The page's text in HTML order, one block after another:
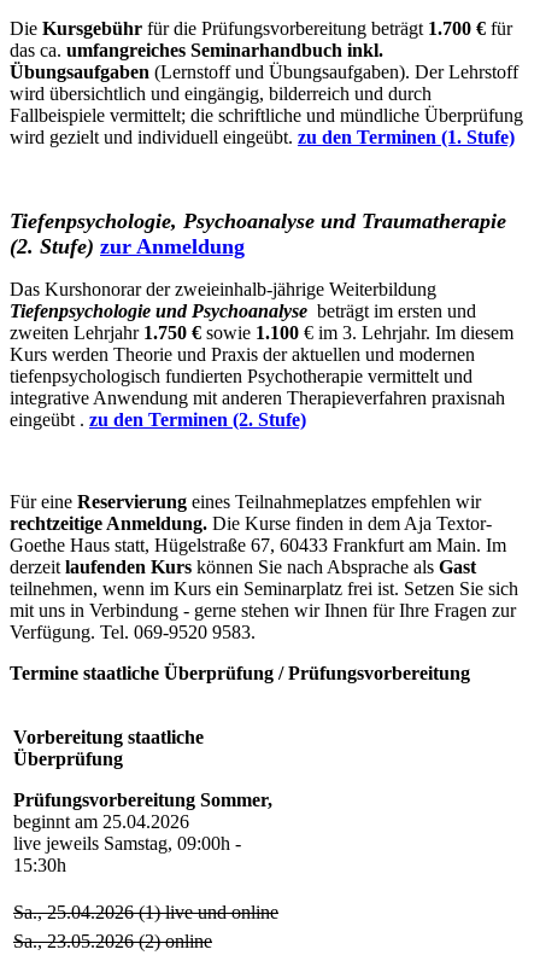
Die Kursgebühr für die Prüfungsvorbereitung beträgt 1.700 € für
das ca. umfangreiches Seminarhandbuch inkl.
Übungsaufgaben (Lernstoff und Übungsaufgaben). Der Lehrstoff
wird übersichtlich und eingängig, bilderreich und durch
Fallbeispiele vermittelt; die schriftliche und mündliche Überprüfung
wird gezielt und individuell eingeübt. zu den Terminen (1. Stufe)
Tiefenpsychologie, Psychoanalyse und Traumatherapie
(2. Stufe) zur Anmeldung
Das Kurshonorar der zweieinhalb-jährige Weiterbildung
Tiefenpsychologie und Psychoanalyse beträgt im ersten und
zweiten Lehrjahr 1.750 € sowie 1.100 € im 3. Lehrjahr. Im diesem
Kurs werden Theorie und Praxis der aktuellen und modernen
tiefenpsychologisch fundierten Psychotherapie vermittelt und
integrative Anwendung mit anderen Therapieverfahren praxisnah
eingeübt . zu den Terminen (2. Stufe)
Für eine Reservierung eines Teilnahmeplatzes empfehlen wir
rechtzeitige Anmeldung. Die Kurse finden in dem Aja Textor-
Goethe Haus statt, Hügelstraße 67, 60433 Frankfurt am Main. Im
derzeit laufenden Kurs können Sie nach Absprache als Gast
teilnehmen, wenn im Kurs ein Seminarplatz frei ist. Setzen Sie sich
mit uns in Verbindung - gerne stehen wir Ihnen für Ihre Fragen zur
Verfügung. Tel. 069-9520 9583.
Termine staatliche Überprüfung / Prüfungsvorbereitung
Vorbereitung staatliche
Überprüfung
Prüfungsvorbereitung Sommer,
beginnt am 25.04.2026
live jeweils Samstag, 09:00h -
15:30h
Sa., 25.04.2026 (1) live und online
Sa., 23.05.2026 (2) online